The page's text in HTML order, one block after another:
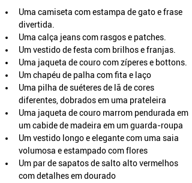
Uma camiseta com estampa de gato e frase
divertida.
Uma calça jeans com rasgos e patches.
Um vestido de festa com brilhos e franjas.
Uma jaqueta de couro com zíperes e bottons.
Um chapéu de palha com fita e laço
Uma pilha de suéteres de lã de cores
diferentes, dobrados em uma prateleira
Uma jaqueta de couro marrom pendurada em
um cabide de madeira em um guarda-roupa
Um vestido longo e elegante com uma saia
volumosa e estampado com flores
Um par de sapatos de salto alto vermelhos
com detalhes em dourado